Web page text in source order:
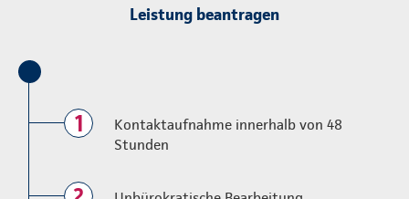
Leistung beantragen
1
Kontaktaufnahme innerhalb von 48
Stunden